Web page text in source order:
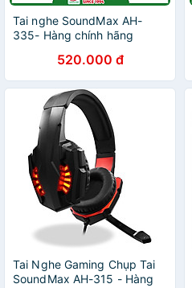
Tai nghe SoundMax AH-
335- Hàng chính hãng
520.000 đ
Tai Nghe Gaming Chụp Tai
SoundMax AH-315 - Hàng